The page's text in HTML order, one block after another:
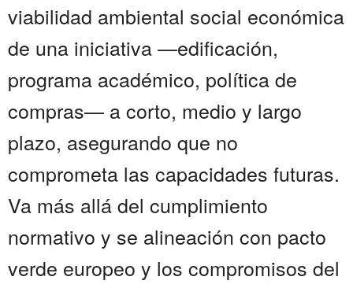
viabilidad ambiental social económica
de una iniciativa —edificación,
programa académico, política de
compras— a corto, medio y largo
plazo, asegurando que no
comprometa las capacidades futuras.
Va más allá del cumplimiento
normativo y se alineación con pacto
verde europeo y los compromisos del